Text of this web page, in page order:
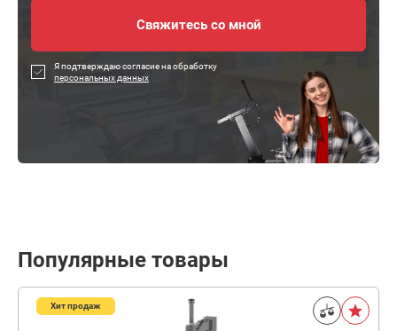
Я подтверждаю согласие на обработку
персональных данных
Популярные товары
Хит продаж